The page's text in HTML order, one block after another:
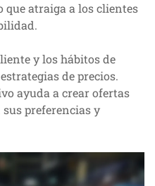
atraiga a los clientes
y los hábitos de
de precios.
ayuda a crear ofertas
preferencias y